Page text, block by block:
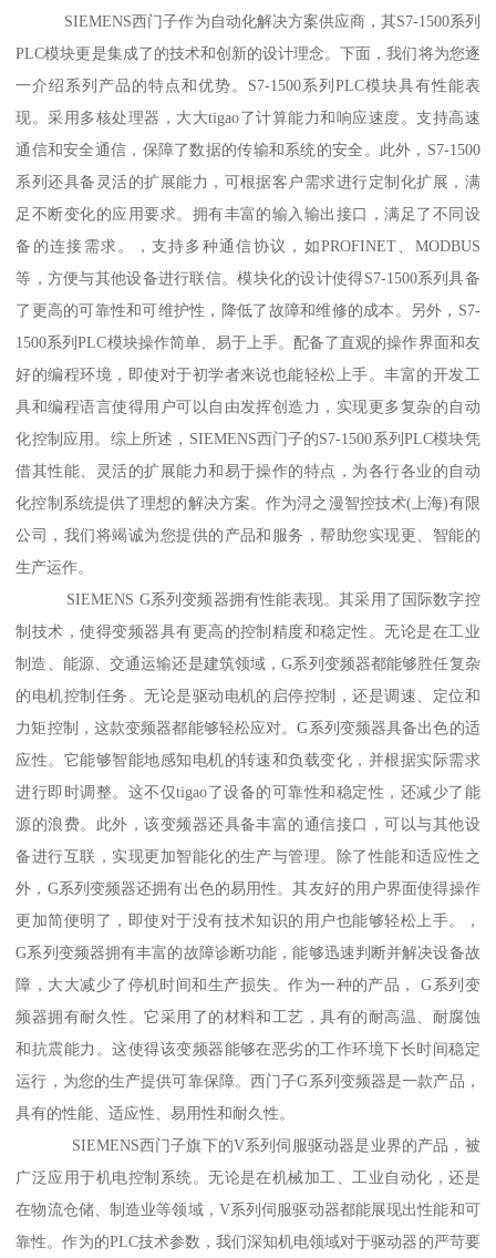
SIEMENS西门子作为自动化解决方案供应商，其S7-1500系列
PLC模块更是集成了的技术和创新的设计理念。下面，我们将为您逐
一介绍系列产品的特点和优势。S7-1500系列PLC模块具有性能表
现。采用多核处理器，大大tigao了计算能力和响应速度。支持高速
通信和安全通信，保障了数据的传输和系统的安全。此外，S7-1500
系列还具备灵活的扩展能力，可根据客户需求进行定制化扩展，满
足不断变化的应用要求。拥有丰富的输入输出接口，满足了不同设
备的连接需求。，支持多种通信协议，如PROFINET、MODBUS
等，方便与其他设备进行联信。模块化的设计使得S7-1500系列具备
了更高的可靠性和可维护性，降低了故障和维修的成本。另外，S7-
1500系列PLC模块操作简单、易于上手。配备了直观的操作界面和友
好的编程环境，即使对于初学者来说也能轻松上手。丰富的开发工
具和编程语言使得用户可以自由发挥创造力，实现更多复杂的自动
化控制应用。综上所述，SIEMENS西门子的S7-1500系列PLC模块凭
借其性能、灵活的扩展能力和易于操作的特点，为各行各业的自动
化控制系统提供了理想的解决方案。作为浔之漫智控技术(上海)有限
公司，我们将竭诚为您提供的产品和服务，帮助您实现更、智能的
生产运作。
SIEMENS G系列变频器拥有性能表现。其采用了国际数字控
制技术，使得变频器具有更高的控制精度和稳定性。无论是在工业
制造、能源、交通运输还是建筑领域，G系列变频器都能够胜任复杂
的电机控制任务。无论是驱动电机的启停控制，还是调速、定位和
力矩控制，这款变频器都能够轻松应对。G系列变频器具备出色的适
应性。它能够智能地感知电机的转速和负载变化，并根据实际需求
进行即时调整。这不仅tigao了设备的可靠性和稳定性，还减少了能
源的浪费。此外，该变频器还具备丰富的通信接口，可以与其他设
备进行互联，实现更加智能化的生产与管理。除了性能和适应性之
外，G系列变频器还拥有出色的易用性。其友好的用户界面使得操作
更加简便明了，即使对于没有技术知识的用户也能够轻松上手。，
G系列变频器拥有丰富的故障诊断功能，能够迅速判断并解决设备故
障，大大减少了停机时间和生产损失。作为一种的产品， G系列变
频器拥有耐久性。它采用了的材料和工艺，具有的耐高温、耐腐蚀
和抗震能力。这使得该变频器能够在恶劣的工作环境下长时间稳定
运行，为您的生产提供可靠保障。西门子G系列变频器是一款产品，
具有的性能、适应性、易用性和耐久性。
SIEMENS西门子旗下的V系列伺服驱动器是业界的产品，被
广泛应用于机电控制系统。无论是在机械加工、工业自动化，还是
在物流仓储、制造业等领域，V系列伺服驱动器都能展现出性能和可
靠性。作为的PLC技术参数，我们深知机电领域对于驱动器的严苛要